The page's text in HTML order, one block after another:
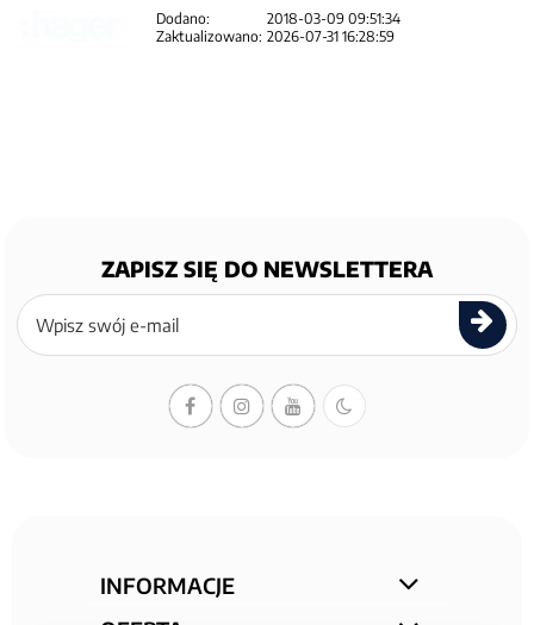
Dodano:
2018-03-09 09:51:34
Zaktualizowano: 2026-07-31 16:28:59
ZAPISZ SIĘ DO NEWSLETTERA
Zapisz
się
newslettera
INFORMACJE